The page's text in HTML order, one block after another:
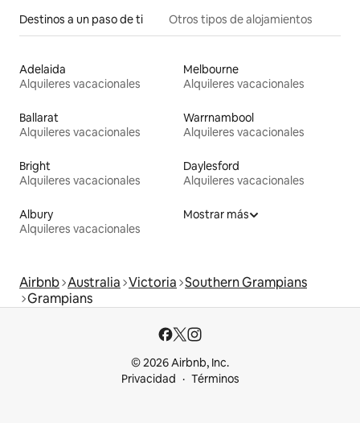
Destinos a un paso de ti Otros tipos de alojamientos
Adelaida
Alquileres vacacionales
Melbourne
Alquileres vacacionales
Ballarat
Alquileres vacacionales
Warrnambool
Alquileres vacacionales
Bright
Alquileres vacacionales
Daylesford
Alquileres vacacionales
Albury
Alquileres vacacionales
Mostrar más
Airbnb Australia Victoria Southern Grampians
Grampians
© 2026 Airbnb, Inc.
Privacidad
Términos